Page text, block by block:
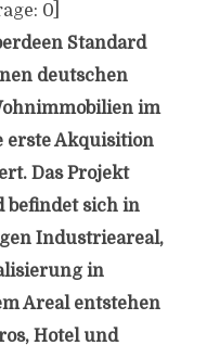
0]
Standard
deutschen
im
erste Akquisition
Das Projekt
befindet sich in
Industrieareal,
in
Areal entstehen
Hotel und